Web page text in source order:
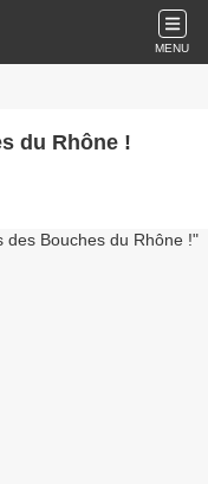
MENU
du Rhône !